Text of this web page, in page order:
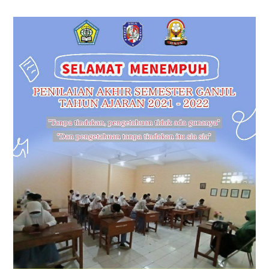
GUNUNG
SEMERU